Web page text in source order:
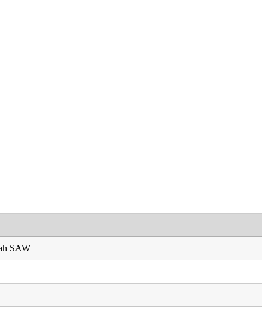
SAW